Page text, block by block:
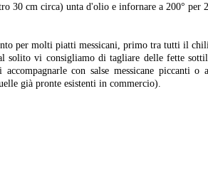
30 cm circa) unta d'olio e infornare a 200° per
per molti piatti messicani, primo tra tutti il
solito vi consigliamo di tagliare delle fette
con salse messicane piccanti o
già pronte esistenti in commercio).